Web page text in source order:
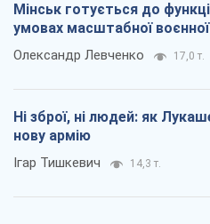
Мінськ готується до
умовах масштабної
Олександр Левченко 17,0 т.
Ні зброї, ні людей: як
нову армію
Ігар Тишкевич 14,3 т.